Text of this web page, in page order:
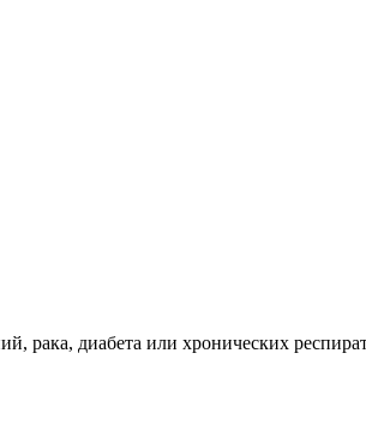
рака, диабета или хронических